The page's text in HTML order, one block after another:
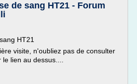
de sang HT21 - Forum
HT21
visite, n'oubliez pas de consulter
lien au dessus....